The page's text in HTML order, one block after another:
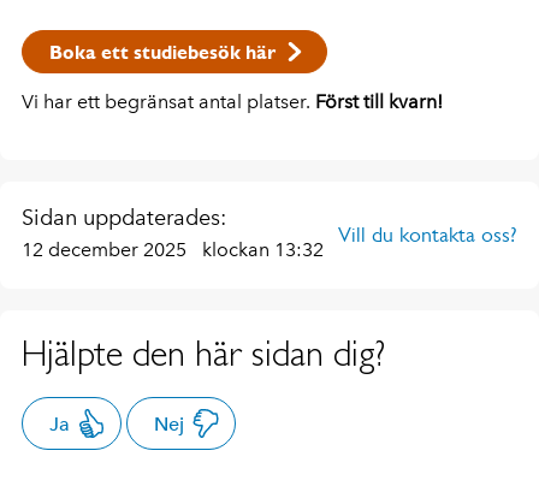
Boka ett studiebesök här
Vi har ett begränsat antal platser. Först till kvarn!
Sidan uppdaterades:
12 december 2025 klockan 13:32
Vill du kontakta oss?
Hjälpte den här sidan dig?
Ja Nej